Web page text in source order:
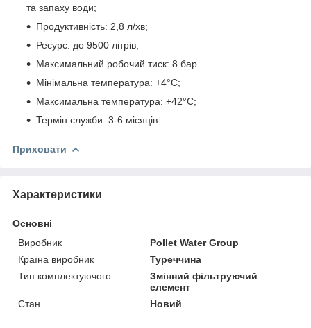
та запаху води;
Продуктивність: 2,8 л/хв;
Ресурс: до 9500 літрів;
Максимальний робочий тиск: 8 бар
Мінімальна температура: +4°С;
Максимальна температура: +42°С;
Термін служби: 3-6 місяців.
Приховати
Характеристики
Основні
Виробник
Pollet Water Group
Країна виробник
Туреччина
Тип комплектуючого
Змінний фільтруючий
елемент
Стан
Новий